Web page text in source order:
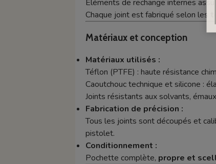
Éléments de rechange internes
Chaque joint est fabriqué selon les
Matériaux et conception
Matériaux utilisés :
Téflon (PTFE) : haute résistance
Caoutchouc technique et silicone :
Joints résistants aux solvants,
Fabrication de précision :
Tous les joints sont découpés et
pistolet.
Conditionnement :
Pochette complète, propre et